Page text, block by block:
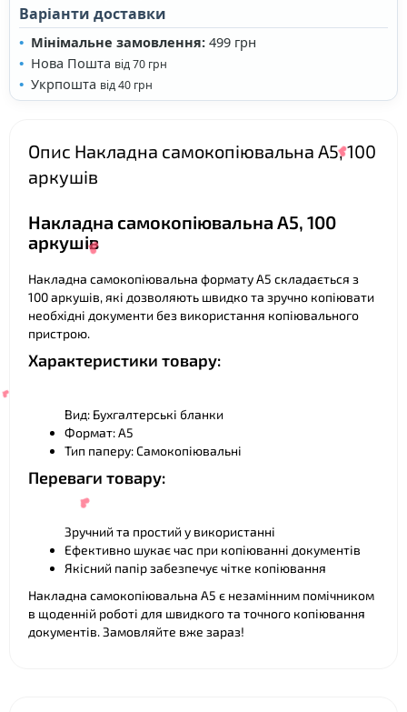
Варіанти доставки
Мінімальне замовлення: 499 грн
Нова Пошта від 70 грн
Укрпошта від 40 грн
Опис Накладна самокопіювальна А5, 100
аркушів
Накладна самокопіювальна А5, 100
аркушів
Накладна самокопіювальна формату А5 складається з
100 аркушів, які дозволяють швидко та зручно копіювати
необхідні документи без використання копіювального
пристрою.
Характеристики товару:
Вид: Бухгалтерські бланки
Формат: А5
Тип паперу: Самокопіювальні
Переваги товару:
Зручний та простий у використанні
Ефективно шукає час при копіюванні документів
Якісний папір забезпечує чітке копіювання
Накладна самокопіювальна А5 є незамінним помічником
в щоденній роботі для швидкого та точного копіювання
документів. Замовляйте вже зараз!
❤